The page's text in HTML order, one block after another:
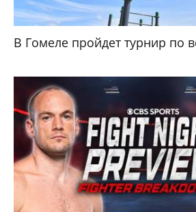
В Гомеле пройдет турнир по